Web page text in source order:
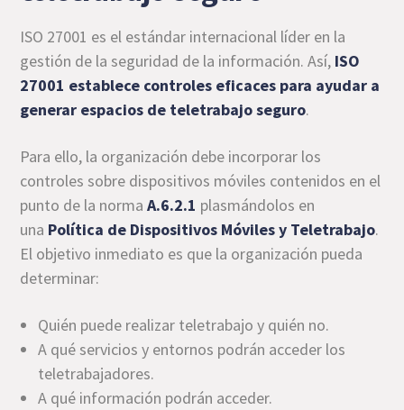
ISO 27001 es el estándar internacional líder en la
gestión de la seguridad de la información. Así, ISO
27001 establece controles eficaces para ayudar a
generar espacios de teletrabajo seguro.
Para ello, la organización debe incorporar los
controles sobre dispositivos móviles contenidos en el
punto de la normaA.6.2.1 plasmándolos en
una Política de Dispositivos Móviles y Teletrabajo.
El objetivo inmediato es que la organización pueda
determinar:
Quién puede realizar teletrabajo y quién no.
A qué servicios y entornos podrán acceder los
teletrabajadores.
A qué información podrán acceder.